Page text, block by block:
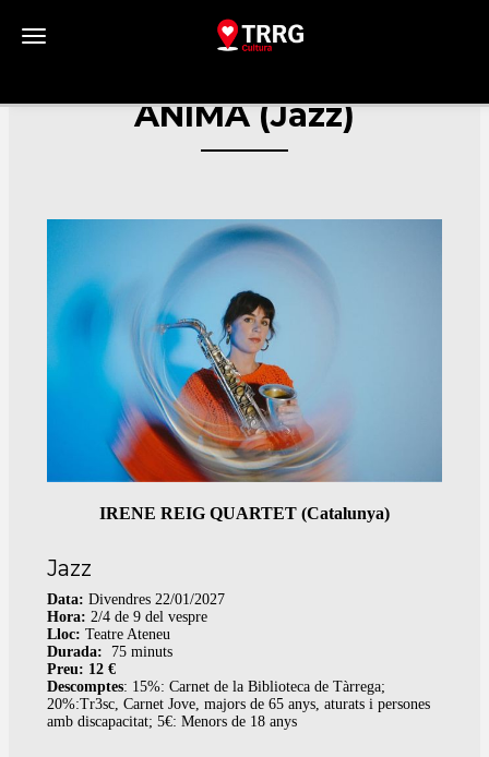
Toggle navigation
ÀNIMA (Jazz)
IRENE REIG QUARTET (Catalunya)
Jazz
Data: Divendres 22/01/2027
Hora: 2/4 de 9 del vespre
Lloc: Teatre Ateneu
Durada: 75 minuts
Preu: 12 €
Descomptes: 15%: Carnet de la Biblioteca de Tàrrega;
20%:Tr3sc, Carnet Jove, majors de 65 anys, aturats i persones
amb discapacitat; 5€: Menors de 18 anys